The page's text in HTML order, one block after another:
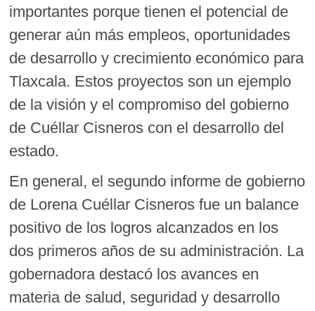
importantes porque tienen el potencial de
generar aún más empleos, oportunidades
de desarrollo y crecimiento económico para
Tlaxcala. Estos proyectos son un ejemplo
de la visión y el compromiso del gobierno
de Cuéllar Cisneros con el desarrollo del
estado.
En general, el segundo informe de gobierno
de Lorena Cuéllar Cisneros fue un balance
positivo de los logros alcanzados en los
dos primeros años de su administración. La
gobernadora destacó los avances en
materia de salud, seguridad y desarrollo